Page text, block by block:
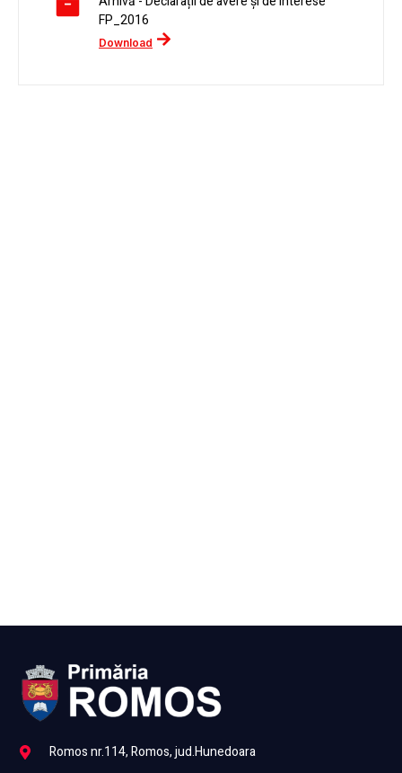
FP_2016
Download
Romos nr.114, Romos, jud.Hunedoara